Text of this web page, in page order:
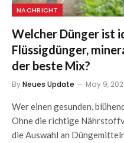
NACHRICHT
Welcher Dünger ist
Flüssigdünger,
der beste Mix?
ByNeues Update May 9,
Wer einen gesunden,
Ohne die richtige
die Auswahl an